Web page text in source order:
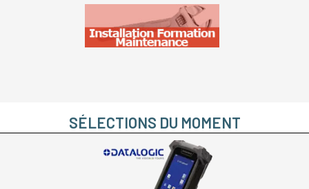
SÉLECTIONS DU MOMENT